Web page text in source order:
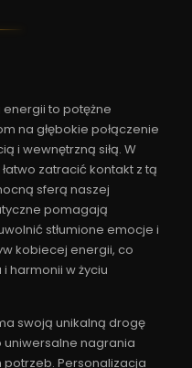
to potężne
na głębokie połączenie
i wewnętrzną siłą. W
zatracić kontakt z tą
sferą naszej
pomagają
stłumione emocje i
kobiecej energii, co
harmonii w życiu
swoją unikalną drogę
nagrania
Personalizacja